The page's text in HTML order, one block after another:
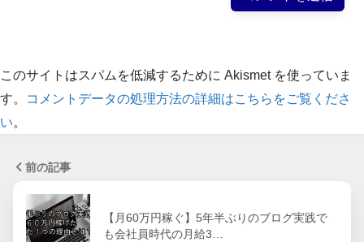
このサイトはスパムを低減するために Akismet を使っていま
す。
コメントデータの処理方法の詳細はこちらをご覧くださ
い。
前の記事
【月60万円稼ぐ】5年半ぶりのブログ実践で
も会社員時代の月給3…